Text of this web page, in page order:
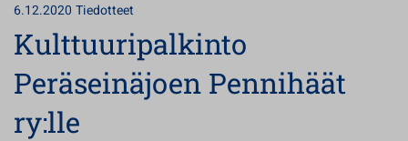
6.12.2020 Tiedotteet
Kulttuuripalkinto
Peräseinäjoen Pennihäät
ry:lle